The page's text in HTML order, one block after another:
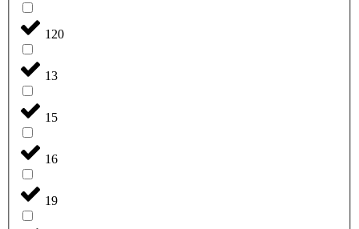
120
13
15
16
19